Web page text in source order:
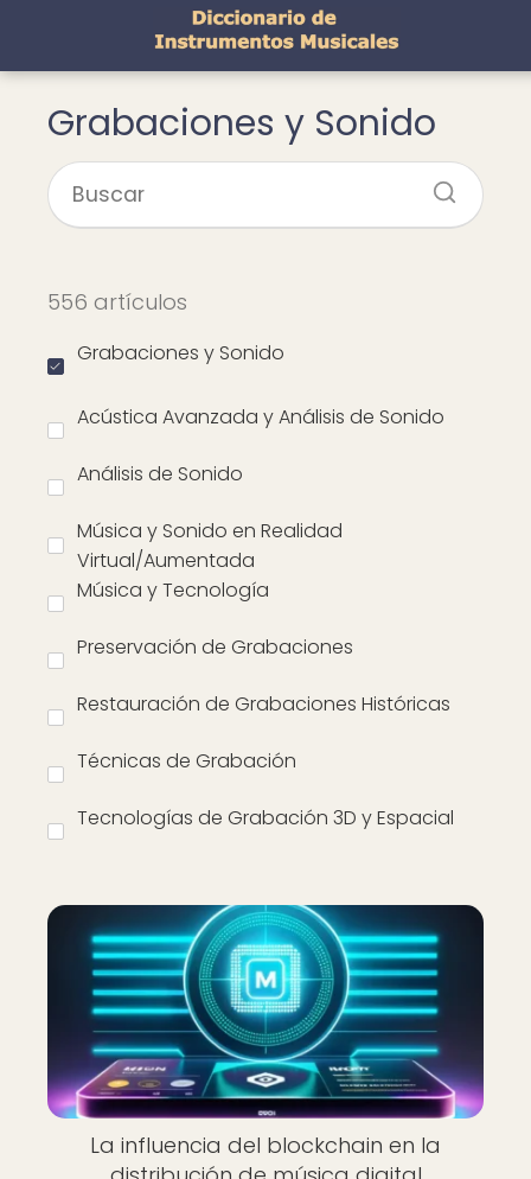
Grabaciones y Sonido
556 artículos
Grabaciones y Sonido
Acústica Avanzada y Análisis de Sonido
Análisis de Sonido
Música y Sonido en Realidad
Virtual/Aumentada
Música y Tecnología
Preservación de Grabaciones
Restauración de Grabaciones Históricas
Técnicas de Grabación
Tecnologías de Grabación 3D y Espacial
La influencia del blockchain en la